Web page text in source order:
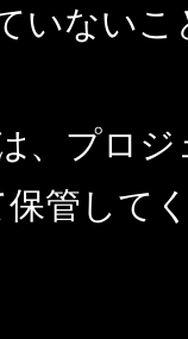
いないこ
、プロ
管してく